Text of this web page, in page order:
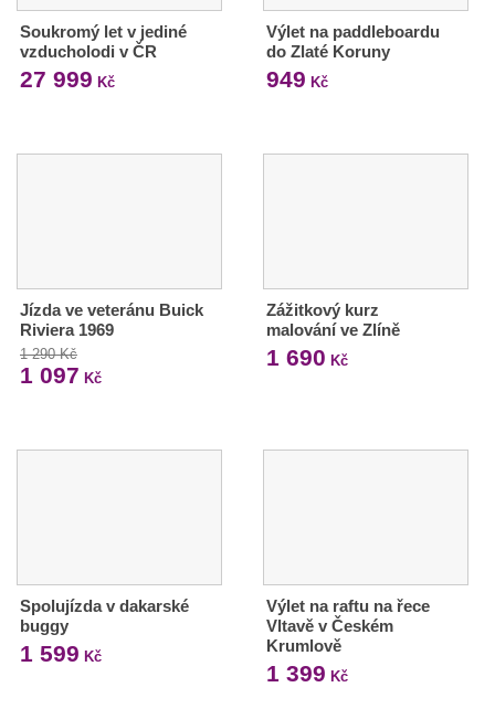
Soukromý let v jediné
vzducholodi v ČR
27 999 Kč
Výlet na paddleboardu
do Zlaté Koruny
949 Kč
Jízda ve veteránu Buick
Riviera 1969
1 290 Kč
1 097 Kč
Zážitkový kurz
malování ve Zlíně
1 690 Kč
Spolujízda v dakarské
buggy
1 599 Kč
Výlet na raftu na řece
Vltavě v Českém
Krumlově
1 399 Kč